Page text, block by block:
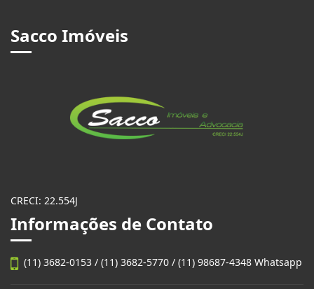
Sacco Imóveis
CRECI: 22.554J
Informações de Contato
(11) 3682-0153 / (11) 3682-5770 / (11) 98687-4348 Whatsapp